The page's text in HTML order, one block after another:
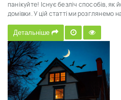
панікуйте! Існує безліч способів, як
домівки. У цій статті ми розглянемо
Детальніше